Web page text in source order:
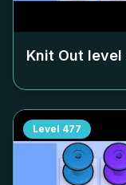
Knit Out level
Level 477